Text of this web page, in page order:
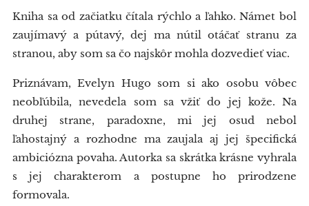
Kniha sa od začiatku čítala rýchlo a ľahko. Námet bol
zaujímavý a pútavý, dej ma nútil otáčať stranu za
stranou, aby som sa čo najskôr mohla dozvedieť viac.
Priznávam, Evelyn Hugo som si ako osobu vôbec
neobľúbila, nevedela som sa vžiť do jej kože. Na
druhej strane, paradoxne, mi jej osud nebol
ľahostajný a rozhodne ma zaujala aj jej špecifická
ambiciózna povaha. Autorka sa skrátka krásne vyhrala
s jej charakterom a postupne ho prirodzene
formovala.